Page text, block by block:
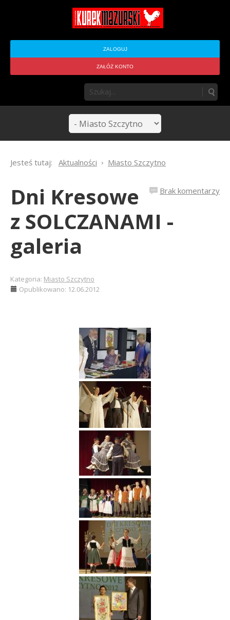
ZALOGUJ
ZAŁÓŻ KONTO
Jesteś tutaj: Aktualności Miasto Szczytno
Brak komentarzy
Dni Kresowe
z SOLCZANAMI -
galeria
Kategoria: Miasto Szczytno
Opublikowano: 12.06.2012